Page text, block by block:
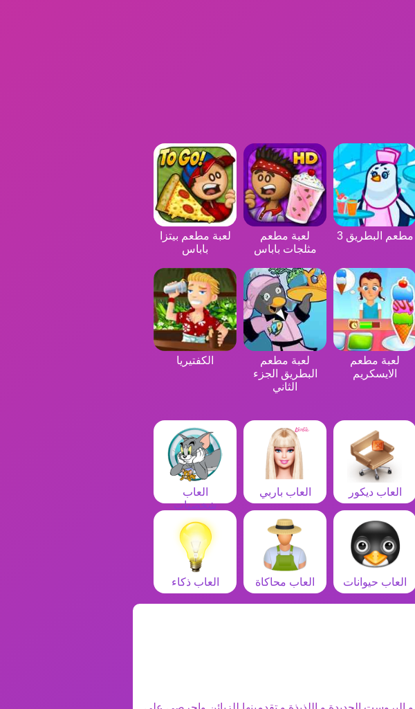
مطعم البطريق 3
لعبة مطعم
مثلجات باباس
لعبة مطعم بيتزا
باباس
لعبة مطعم
الايسكريم
لعبة مطعم
البطريق الجزء
الثاني
الكفتيريا
العاب ديكور العاب باربي
العاب
شخصيات
العاب حيوانات العاب محاكاة العاب ذكاء